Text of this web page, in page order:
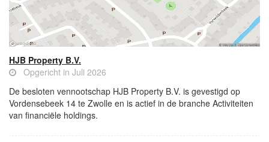
HJB Property B.V.
Opgericht in Juli 2026
De besloten vennootschap HJB Property B.V. is gevestigd op
Vordensebeek 14 te Zwolle en is actief in de branche Activiteiten
van financiële holdings.